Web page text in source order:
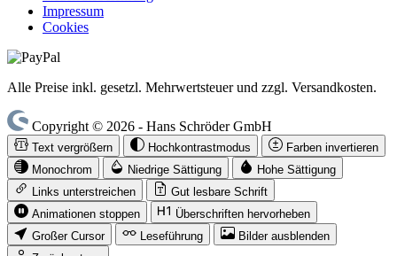
Impressum
Cookies
Alle Preise inkl. gesetzl. Mehrwertsteuer und zzgl. Versandkosten.
Copyright © 2026 - Hans Schröder GmbH
Text vergrößern Hochkontrastmodus
Farben invertieren
Monochrom
Niedrige Sättigung
Hohe Sättigung
Links unterstreichen
Gut lesbare Schrift
Animationen stoppen
Überschriften hervorheben
Großer Cursor
Leseführung
Bilder ausblenden